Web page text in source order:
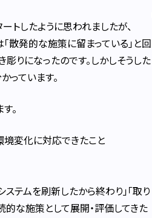
トしたように思われましたが、
散発的な施策に留まっている」と回
りになったのです。しかしそうした
っています。
。
変化に対応できたこと
テムを刷新したから終わり」「取り
的な施策として展開・評価してきた